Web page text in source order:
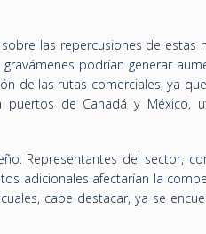
las repercusiones de estas
podrían generar
de las rutas comerciales, ya
de Canadá y México,
Representantes del sector,
adicionales afectarían la
cabe destacar, ya se